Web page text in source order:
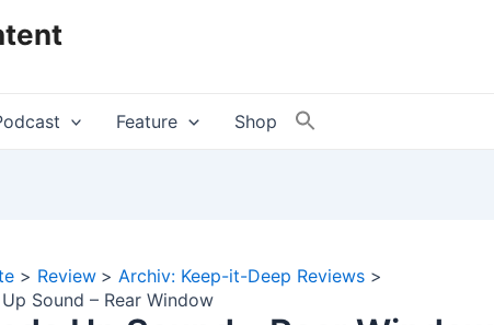
Feature Shop
Review
Archiv: Keep-it-Deep Reviews
Sound – Rear Window